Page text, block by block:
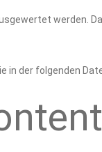
werden.
in der folgenden